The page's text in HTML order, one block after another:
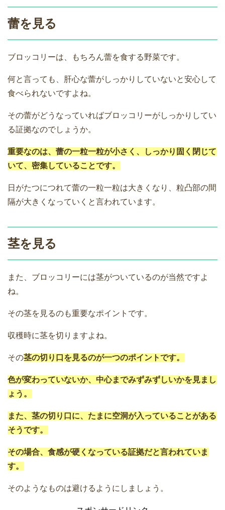
蕾を見る
ブロッコリーは、もちろん蕾を食する野菜です。
何と言っても、肝心な蕾がしっかりしていないと安心して
食べられないですよね。
その蕾がどうなっていればブロッコリーがしっかりしてい
る証拠なのでしょうか。
重要なのは、蕾の一粒一粒が小さく、しっかり固く閉じて
いて、密集していることです。
日がたつにつれて蕾の一粒一粒は大きくなり、粒凸部の間
隔が大きくなっていくと言われています。
茎を見る
また、ブロッコリーには茎がついているのが当然ですよ
ね。
その茎を見るのも重要なポイントです。
収穫時に茎を切りますよね。
その茎の切り口を見るのが一つのポイントです。
色が変わっていないか、中心までみずみずしいかを見まし
ょう。
また、茎の切り口に、たまに空洞が入っていることがある
そうです。
その場合、食感が硬くなっている証拠だと言われていま
す。
そのようなものは避けるようにしましょう。